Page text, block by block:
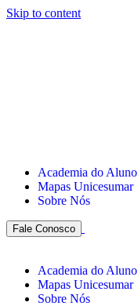
Skip to content
Academia do Aluno
Mapas Unicesumar
Sobre Nós
Fale Conosco
Academia do Aluno
Mapas Unicesumar
Sobre Nós